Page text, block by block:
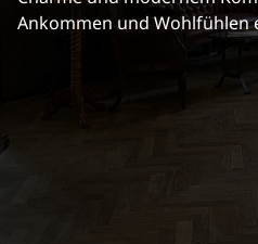
Ankommen und Wohlfühlen